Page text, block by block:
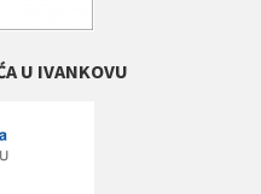
U IVANKOVU